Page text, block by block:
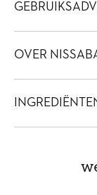
OVER